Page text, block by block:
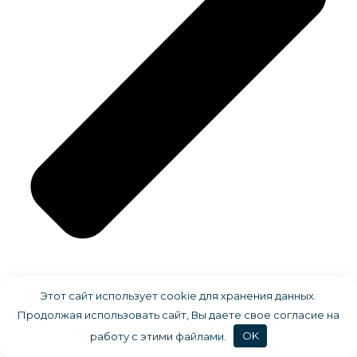
ФасадЭтот сайт использует cookie для хранения данных.
Продолжая использовать сайт, Вы даете свое согласие на
работу с этими файлами.
OK